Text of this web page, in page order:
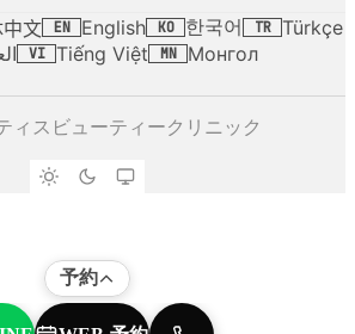
文 EN English KO 한국어 TR Türkçe
VI Tiếng Việt MN Монгол
ィスビューティークリニック
予約